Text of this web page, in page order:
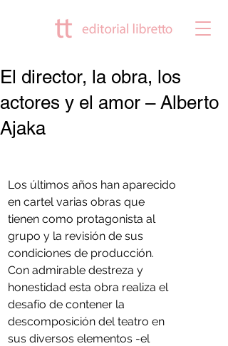
El director, la obra, los
actores y el amor – Alberto
Ajaka
Los últimos años han aparecido
en cartel varias obras que
tienen como protagonista al
grupo y la revisión de sus
condiciones de producción.
Con admirable destreza y
honestidad esta obra realiza el
desafío de contener la
descomposición del teatro en
sus diversos elementos -el